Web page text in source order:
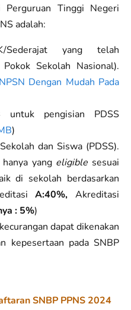
Tinggi Negeri
adalah:
Sederajat yang telah
Sekolah Nasional).
Dengan Mudah Pada
untuk pengisian PDSS
)
dan Siswa (PDSS).
yang eligible sesuai
di sekolah berdasarkan
A:40%, Akreditasi
: 5%)
dapat dikenakan
kepesertaan pada SNBP
SNBP PPNS 2024